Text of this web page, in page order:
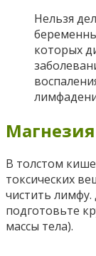
Нельзя
которых
В толстом
токсических
чистить
подготовьте
массы тела).